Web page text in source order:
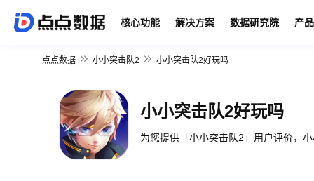
核心功能 解决方案 数据研究院 产
点点数据 小小突击队2 小小突击队2好玩吗
小小突击队2好玩吗
为您提供「小小突击队2」用户评价，